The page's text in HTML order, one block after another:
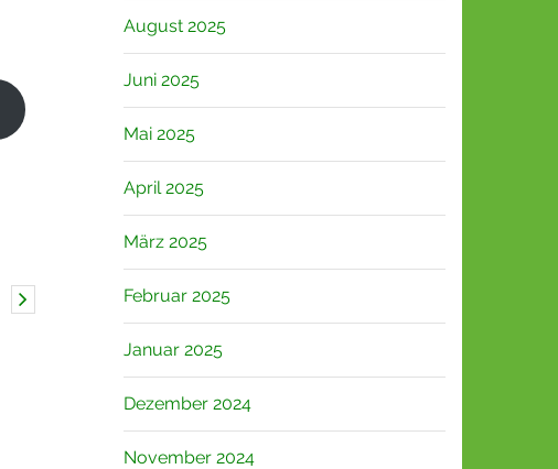
August 2025
Juni 2025
Mai 2025
April 2025
März 2025
Februar 2025
Januar 2025
Dezember 2024
November 2024